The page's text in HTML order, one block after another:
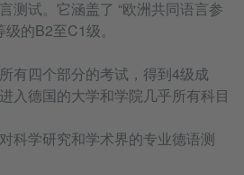
测试。它涵盖了 “欧洲共同语言参
的B2至C1级。
有四个部分的考试，得到4级成
入德国的大学和学院几乎所有科目
科学研究和学术界的专业德语测